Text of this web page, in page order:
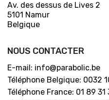
Av. des dessus de Lives 2
5101 Namur
Belgique
NOUS CONTACTER
E-mail: info@parabolic.be
Téléphone Belgique: 0032
Téléphone France: 01 89 31